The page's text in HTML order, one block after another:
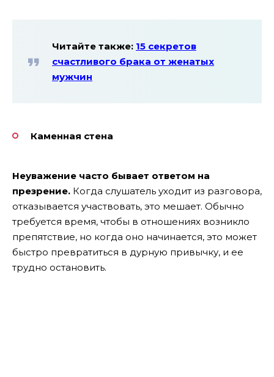
Читайте также: 15 секретов
счастливого брака от женатых
мужчин
Каменная стена
Неуважение часто бывает ответом на
презрение. Когда слушатель уходит из разговора,
отказывается участвовать, это мешает. Обычно
требуется время, чтобы в отношениях возникло
препятствие, но когда оно начинается, это может
быстро превратиться в дурную привычку, и ее
трудно остановить.